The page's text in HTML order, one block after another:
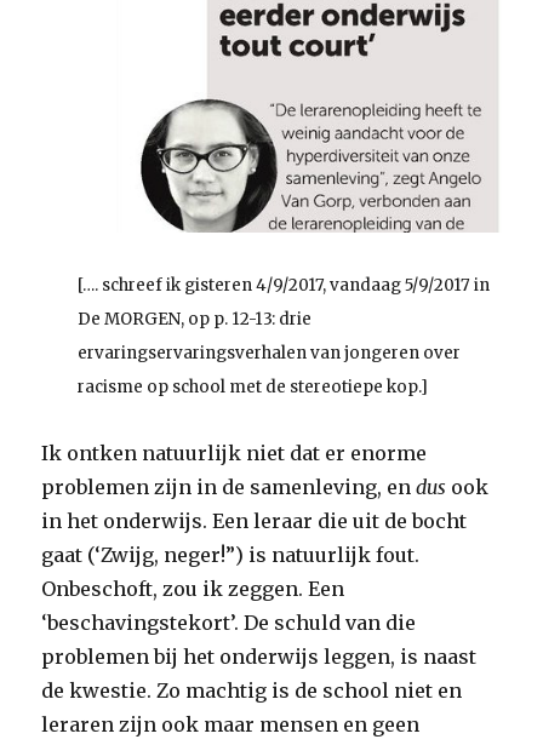
[…. schreef ik gisteren 4/9/2017, vandaag 5/9/2017 in
De MORGEN, op p. 12-13: drie
ervaringservaringsverhalen van jongeren over
racisme op school met de stereotiepe kop.]
Ik ontken natuurlijk niet dat er enorme
problemen zijn in de samenleving, endus ook
in het onderwijs. Een leraar die uit de bocht
gaat (‘Zwijg, neger!”) is natuurlijk fout.
Onbeschoft, zou ik zeggen. Een
‘beschavingstekort’. De schuld van die
problemen bij het onderwijs leggen, is naast
de kwestie. Zo machtig is de school niet en
leraren zijn ook maar mensen en geen